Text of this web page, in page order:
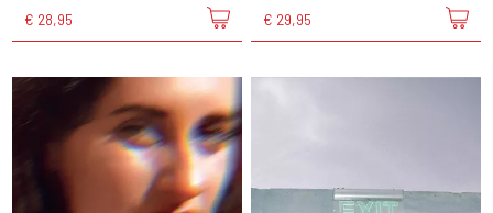
€ 28,95 € 29,95